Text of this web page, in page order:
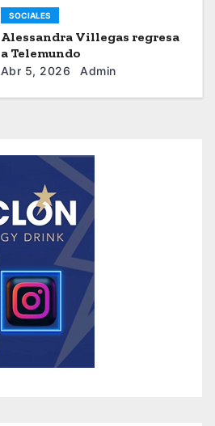
SOCIALES
Alessandra Villegas regresa
a Telemundo
Abr 5, 2026 Admin